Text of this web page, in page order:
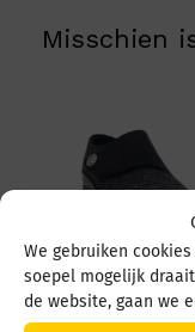
We gebruiken
soepel mogelijk
de website, gaan we
Misschien
Berkemann